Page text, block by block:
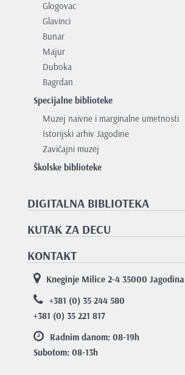
Glogovac
Glavinci
Bunar
Majur
Duboka
Bagrdan
Specijalne biblioteke
Muzej naivne i marginalne umetnosti
Istorijski arhiv Jagodine
Zavičajni muzej
Školske biblioteke
DIGITALNA BIBLIOTEKA
KUTAK ZA DECU
KONTAKT
Kneginje Milice 2-4 35000 Jagodina
+381 (0) 35 244 580
+381 (0) 35 221 817
Radnim danom: 08-19h
Subotom: 08-13h